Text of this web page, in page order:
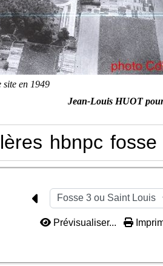
site en 1949
Jean-Louis HUOT
hbnpc fosse
Prévisualiser...